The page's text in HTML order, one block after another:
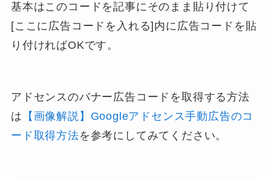
基本はこのコードを記事にそのまま貼り付けて
[ここに広告コードを入れる]内に広告コードを貼
り付ければOKです。
アドセンスのバナー広告コードを取得する方法
は 【画像解説】Googleアドセンス手動広告のコ
ード取得方法を参考にしてみてください。